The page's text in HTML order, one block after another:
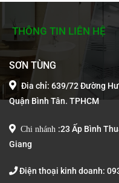
THÔNG TIN LIÊN HỆ
SƠN TÙNG
Đia chỉ: 639/72 Đường
Quận Bình Tân. TPHCM
Chi nhánh :23 Ấp Bình
Giang
Điện thoại kinh doanh: